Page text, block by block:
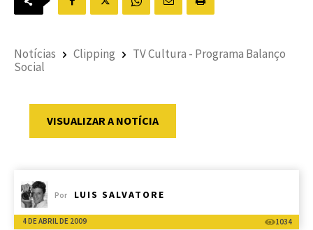
Notícias Clipping
TV Cultura - Programa Balanço
Social
VISUALIZAR A NOTÍCIA
Por LUIS SALVATORE
4 DE ABRIL DE 2009 1034